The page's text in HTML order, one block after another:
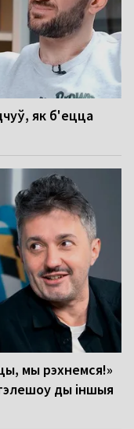
як б'ецца
мы рэхнемся!»
ды іншыя